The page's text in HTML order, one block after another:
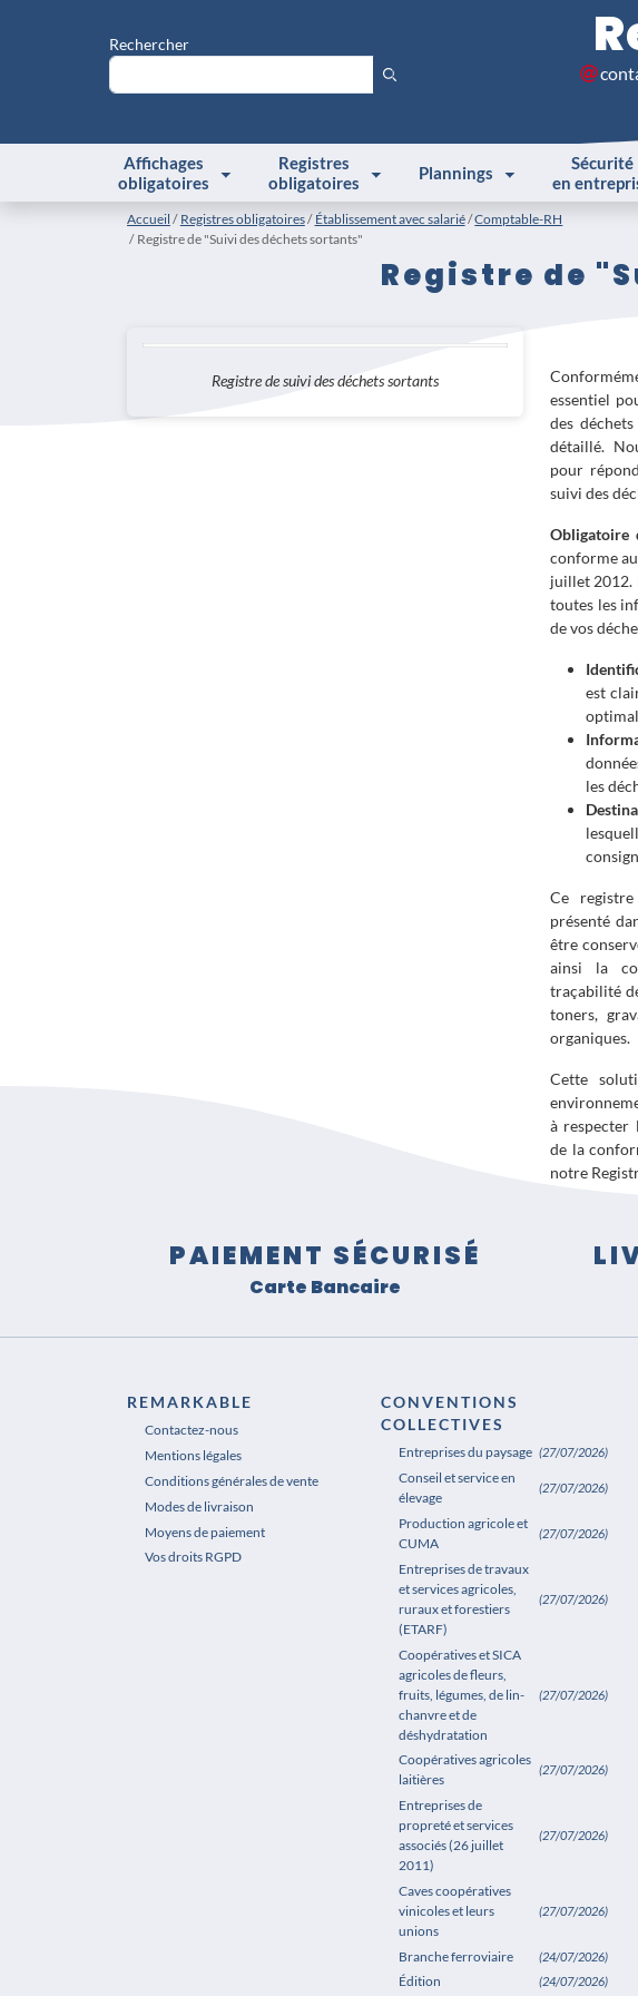
Rechercher
Affichages
obligatoires
Registres
obligatoires
Plannings
Sécurité
en
Accueil Registres obligatoires Établissement avec salarié Comptable-RH
Registre de "Suivi des déchets sortants"
Registre de
Registre de suivi des déchets sortants
essentiel
des
détaillé.
pour
suivi des
Obligatoire
conforme
juillet 2012.
toutes les
de vos
est
les
Ce
présenté
être
ainsi la
traçabilité
toners,
organiques.
Cette
à respecter
de la
notre
PAIEMENT SÉCURISÉ
Carte Bancaire
REMARKABLE
Contactez-nous
Mentions légales
Conditions générales de vente
Modes de livraison
Moyens de paiement
Vos droits RGPD
CONVENTIONS
COLLECTIVES
Entreprises du paysage (27/07/2026)
Conseil et service en
élevage
(27/07/2026)
Production agricole et
CUMA
(27/07/2026)
Entreprises de travaux
et services agricoles,
ruraux et forestiers
(ETARF)
(27/07/2026)
Coopératives et SICA
agricoles de fleurs,
fruits, légumes, de lin-
chanvre et de
déshydratation
(27/07/2026)
Coopératives agricoles
laitières
(27/07/2026)
Entreprises de
propreté et services
associés (26 juillet
2011)
(27/07/2026)
Caves coopératives
vinicoles et leurs
unions
(27/07/2026)
Branche ferroviaire (24/07/2026)
Édition (24/07/2026)